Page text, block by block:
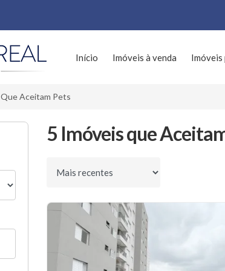
Início Imóveis à venda Imóveis
Que Aceitam Pets
5 Imóveis que
Ordenar por